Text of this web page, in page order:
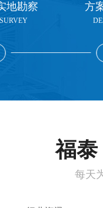
地勘察 方
福泰
每天